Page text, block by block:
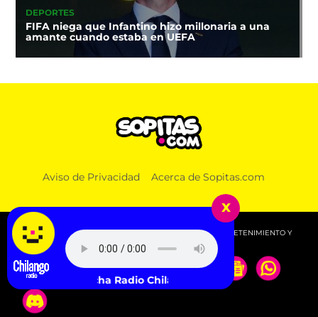
DEPORTES
FIFA niega que Infantino hizo millonaria a una
amante cuando estaba en UEFA
Aviso de Privacidad Acerca de Sopitas.com
© 2026 SOPITAS.COM - MÚSICA, NOTICIAS, DEPORTES, ENTRETENIMIENTO Y
MÁS!.
x
Escucha Radio Chilango -